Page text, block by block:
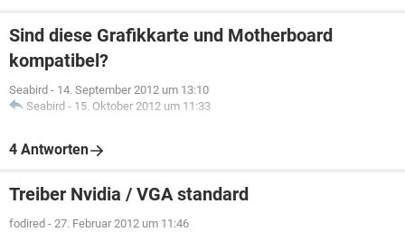
Sind diese Grafikkarte und Motherboard
kompatibel?
Seabird - 14. September 2012 um 13:10
Seabird - 15. Oktober 2012 um 11:33
4 Antworten
Treiber Nvidia / VGA standard
fodired - 27. Februar 2012 um 11:46